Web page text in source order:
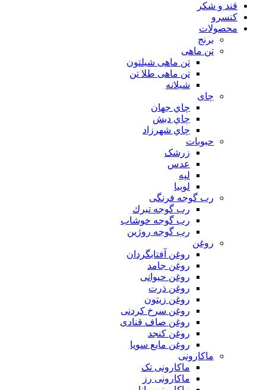
قند و شکر
کنسرو
محصولات
برنج
تن ماهی
تن ماهی شیلتون
تن ماهی طلا تن
شیلانه
چای
چاي جهان
چاي دبش
چاي شهرزاد
حبوبات
زرشک
عدس
لپه
لوبیا
رب گوجه فرنگی
رب گوجه تبرك
رب گوجه خوشاب
رب گوجه روژین
روغن
روغن آفتابگردان
روغن جامد
روغن حیوانی
روغن ذرت
روغن زیتون
روغن سرخ کردنی
روغن صاف قنادی
روغن کنجد
روغن مایع سویا
ماکارونی
ماکارونی تک
ماکارونی رز